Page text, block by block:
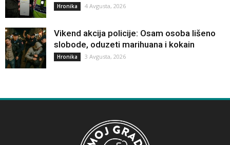
Hronika 4 Avgusta, 2026
Vikend akcija policije: Osam osoba lišeno
slobode, oduzeti marihuana i kokain
Hronika 3 Avgusta, 2026